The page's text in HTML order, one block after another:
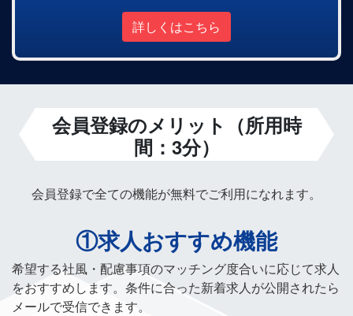
詳しくはこちら
会員登録のメリット（所用時
間：3分）
会員登録で全ての機能が無料でご利用になれます。
①求人おすすめ機能
希望する社風・配慮事項のマッチング度合いに応じて求人
をおすすめします。条件に合った新着求人が公開されたら
メールで受信できます。